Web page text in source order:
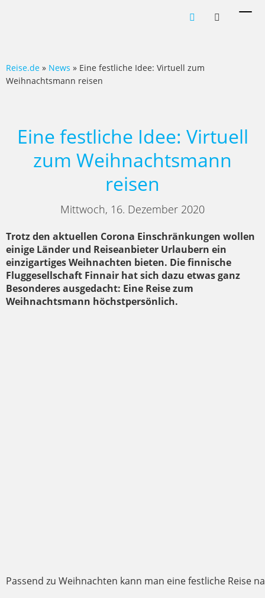
Reise.de » News » Eine festliche Idee: Virtuell zum
Weihnachtsmann reisen
Eine festliche Idee: Virtuell
zum Weihnachtsmann
reisen
Mittwoch, 16. Dezember 2020
Trotz den aktuellen Corona Einschränkungen wollen
einige Länder und Reiseanbieter Urlaubern ein
einzigartiges Weihnachten bieten. Die finnische
Fluggesellschaft Finnair hat sich dazu etwas ganz
Besonderes ausgedacht: Eine Reise zum
Weihnachtsmann höchstpersönlich.
Passend zu Weihnachten kann man eine festliche Reise